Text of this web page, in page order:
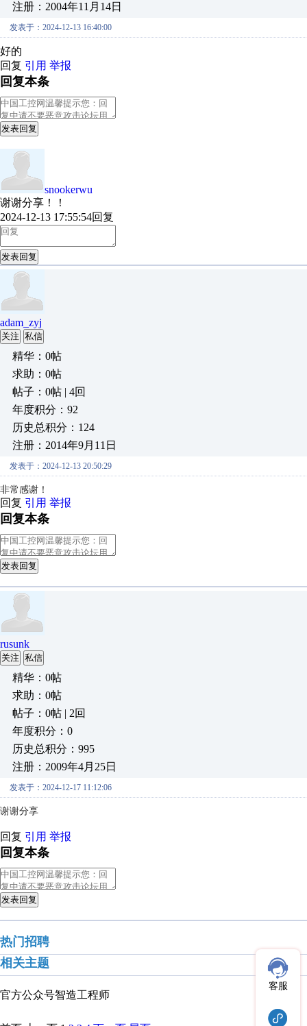
注册：2004年11月14日
发表于：2024-12-13 16:40:00
好的
回复 引用 举报
回复本条
发表回复
snookerwu
谢谢分享！！
2024-12-13 17:55:54回复
发表回复
adam_zyj
关注 私信
精华：0帖
求助：0帖
帖子：0帖 | 4回
年度积分：92
历史总积分：124
注册：2014年9月11日
发表于：2024-12-13 20:50:29
非常感谢！
回复 引用 举报
回复本条
发表回复
rusunk
关注 私信
精华：0帖
求助：0帖
帖子：0帖 | 2回
年度积分：0
历史总积分：995
注册：2009年4月25日
发表于：2024-12-17 11:12:06
谢谢分享
回复 引用 举报
回复本条
发表回复
热门招聘
相关主题
官方公众号智造工程师
客服